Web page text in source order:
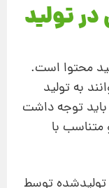
تولید
محتوا است.
به تولید
باید توجه داشت
متناسب با
توسط